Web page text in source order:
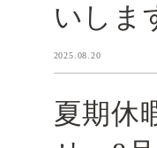
いしま
2025.08.20
夏期休